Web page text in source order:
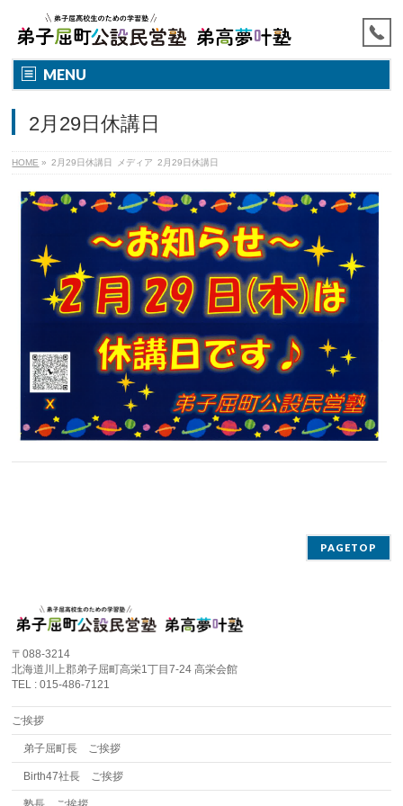
MENU
2月29日休講日
HOME » 2月29日休講日 メディア 2月29日休講日
PAGETOP
〒088-3214
北海道川上郡弟子屈町高栄1丁目7-24 高栄会館
TEL : 015-486-7121
ご挨拶
弟子屈町長 ご挨拶
Birth47社長 ご挨拶